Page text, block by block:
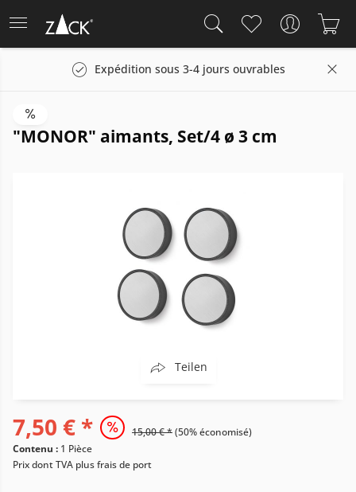
Expédition sous 3-4 jours ouvrables
"MONOR" aimants, Set/4 ø 3 cm
Teilen
7,50 € * 15,00 € *(50% économisé)
Contenu : 1 Pièce
Prix dont TVA plus frais de port